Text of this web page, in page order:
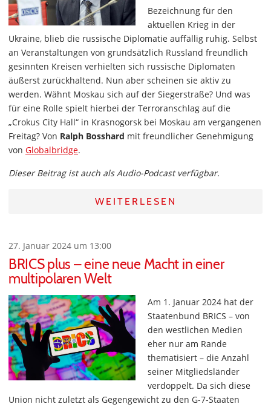
Bezeichnung für den
aktuellen Krieg in der
Ukraine, blieb die russische Diplomatie auffällig ruhig. Selbst
an Veranstaltungen von grundsätzlich Russland freundlich
gesinnten Kreisen verhielten sich russische Diplomaten
äußerst zurückhaltend. Nun aber scheinen sie aktiv zu
werden. Wähnt Moskau sich auf der Siegerstraße? Und was
für eine Rolle spielt hierbei der Terroranschlag auf die
„Crokus City Hall“ in Krasnogorsk bei Moskau am vergangenen
Freitag? Von Ralph Bosshard mit freundlicher Genehmigung
von Globalbridge.
Dieser Beitrag ist auch als Audio-Podcast verfügbar.
WEITERLESEN
27. Januar 2024 um 13:00
BRICS plus – eine neue Macht in einer
multipolaren Welt
Am 1. Januar 2024 hat der
Staatenbund BRICS – von
den westlichen Medien
eher nur am Rande
thematisiert – die Anzahl
seiner Mitgliedsländer
verdoppelt. Da sich diese
Union nicht zuletzt als Gegengewicht zu den G-7-Staaten